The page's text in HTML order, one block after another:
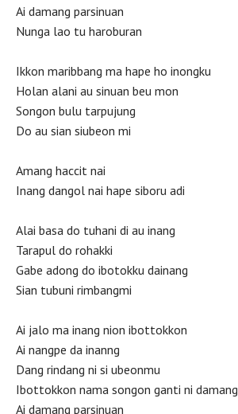
Ai damang parsinuan
Nunga lao tu haroburan
Ikkon maribbang ma hape ho inongku
Holan alani au sinuan beu mon
Songon bulu tarpujung
Do au sian siubeon mi
Amang haccit nai
Inang dangol nai hape siboru adi
Alai basa do tuhani di au inang
Tarapul do rohakki
Gabe adong do ibotokku dainang
Sian tubuni rimbangmi
Ai jalo ma inang nion ibottokkon
Ai nangpe da inanng
Dang rindang ni si ubeonmu
Ibottokkon nama songon ganti ni damang
Ai damang parsinuan